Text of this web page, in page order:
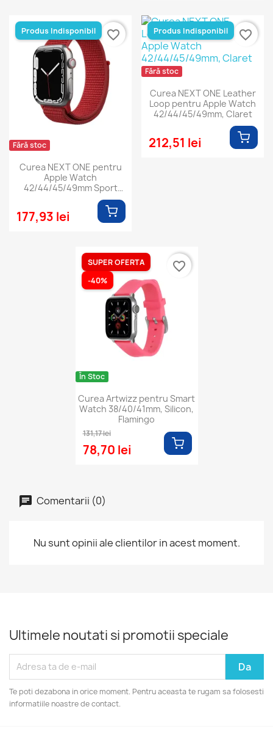
Fără stoc
Curea NEXT ONE pentru
Apple Watch
42/44/45/49mm Sport
177,93 lei
Produs Indisponibil favorite_border
Fără stoc
Curea NEXT ONE Leather
Loop pentru Apple Watch
42/44/45/49mm, Claret
212,51 lei
Produs Indisponibil favorite_border
În Stoc
Curea Artwizz pentru Smart
Watch 38/40/41mm, Silicon,
Flamingo
131,17 lei
78,70 lei
SUPER OFERTA
-40%
favorite_border
Comentarii (0)
Nu sunt opinii ale clientilor in acest moment.
Ultimele noutati si promotii speciale
Te poti dezabona in orice moment. Pentru aceasta te rugam sa folosesti
informatiile noastre de contact.